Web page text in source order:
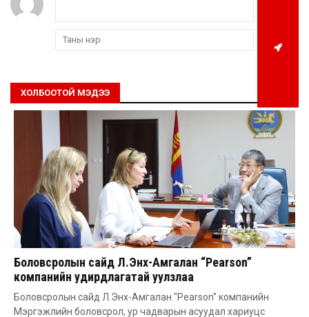
ХОЛБООТОЙ МЭДЭЭ
Боловсролын сайд Л.Энх-Амгалан “Pearson”
компанийн удирдлагатай уулзлаа
Боловсролын сайд Л.Энх-Амгалан "Pearson" компанийн
Мэргэжлийн боловсрол, ур чадварын асуудал хариуцс